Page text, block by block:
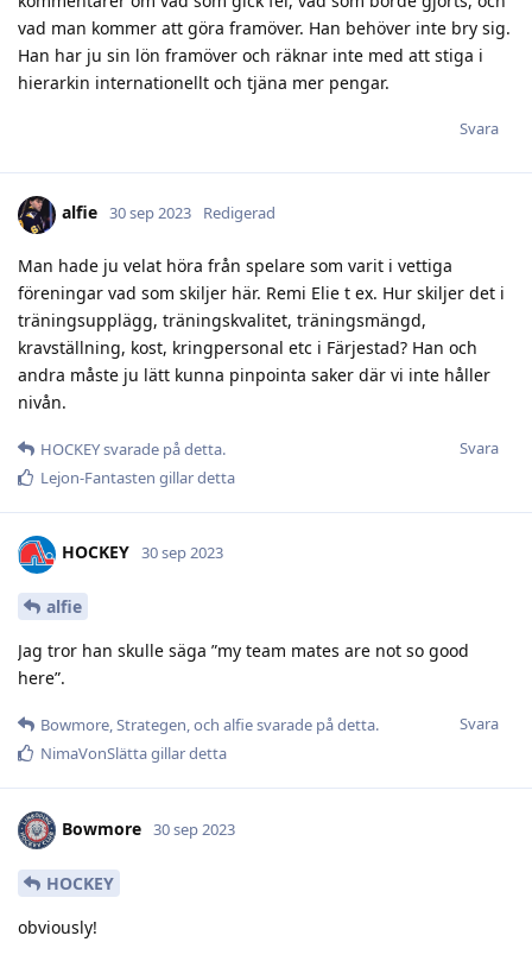
vad man kommer att göra framöver. Han behöver inte bry sig.
Han har ju sin lön framöver och räknar inte med att stiga i
hierarkin internationellt och tjäna mer pengar.
Svara
alfie 30 sep 2023 Redigerad
Man hade ju velat höra från spelare som varit i vettiga
föreningar vad som skiljer här. Remi Elie t ex. Hur skiljer det i
träningsupplägg, träningskvalitet, träningsmängd,
kravställning, kost, kringpersonal etc i Färjestad? Han och
andra måste ju lätt kunna pinpointa saker där vi inte håller
nivån.
Svara
HOCKEYsvarade på detta.
Lejon-Fantasten gillar detta
HOCKEY 30 sep 2023
alfie
Jag tror han skulle säga ”my team mates are not so good
here”.
Svara
Bowmore,Strategen, och alfiesvarade på detta.
NimaVonSlättagillar detta
Bowmore 30 sep 2023
HOCKEY
obviously!